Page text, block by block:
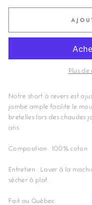
Plus
Notre short à revers est
jambe ample facilite le
bretelles lors des chaudes
ans.
Composition : 100% coton
Entretien : Laver à la
sécher à plat.
Fait au Québec